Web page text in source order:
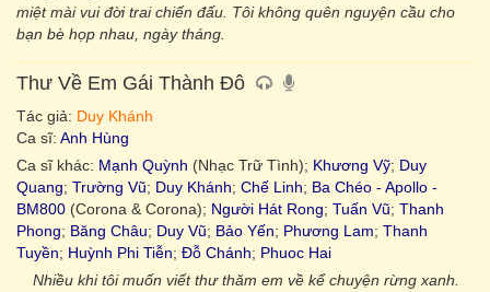
miệt mài vui đời trai chiến đấu. Tôi không quên nguyện cầu cho
bạn bè họp nhau, ngày tháng.
Thư Về Em Gái Thành Đô
Tác giả: Duy Khánh
Ca sĩ: Anh Hùng
Ca sĩ khác: Mạnh Quỳnh (Nhạc Trữ Tình); Khương Vỹ; Duy
Quang; Trường Vũ; Duy Khánh; Chế Linh; Ba Chéo - Apollo -
BM800 (Corona & Corona); Người Hát Rong; Tuấn Vũ; Thanh
Phong; Băng Châu; Duy Vũ; Bảo Yến; Phương Lam; Thanh
Tuyền; Huỳnh Phi Tiễn; Đỗ Chánh; Phuoc Hai
Nhiều khi tôi muốn viết thư thăm em về kể chuyện rừng xanh.